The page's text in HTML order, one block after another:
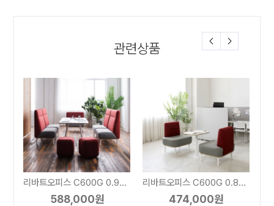
관련상품
리바트오피스 C600G 0.9M 패브릭소파(높은등받이형)
588,000원
리바트오피스 C600G 0.8M 1인 패브릭소파(라운드형)
474,000원